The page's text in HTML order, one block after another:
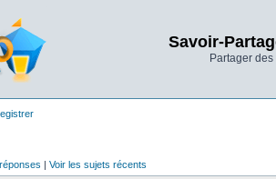
Savoir-
Partager
| Voir les sujets récents